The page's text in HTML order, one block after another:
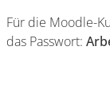
Für die Moodle-
das Passwort: